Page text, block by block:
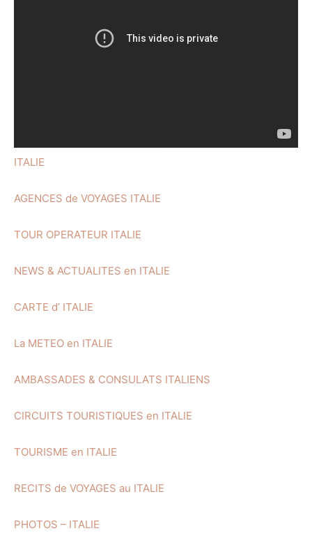
ITALIE
AGENCES de VOYAGES ITALIE
TOUR OPERATEUR ITALIE
NEWS & ACTUALITES en ITALIE
CARTE d’ ITALIE
La METEO en ITALIE
AMBASSADES & CONSULATS ITALIENS
CIRCUITS TOURISTIQUES en ITALIE
TOURISME en ITALIE
RECITS de VOYAGES au ITALIE
PHOTOS – ITALIE